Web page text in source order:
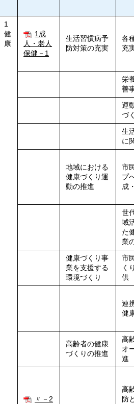
1
健
康
1成
人・老人
保健－1
生活習慣病予
防対策の充実
各
充
栄
善
運
づ
生
に
地域における
健康づくり運
動の推進
市
プ
成
世
域
た
業
健康づくり事
業を支援する
環境づくり
市
く
供
連
健
高齢者の健康
づくりの推進
高
オ
進
〃－2
高
防